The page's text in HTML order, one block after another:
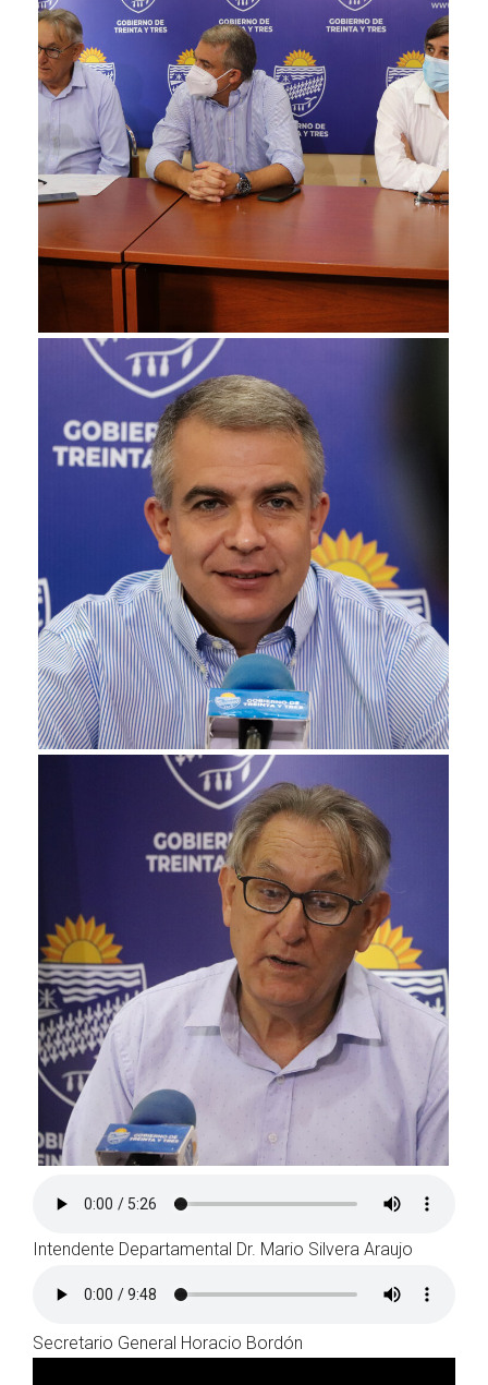
Intendente Departamental Dr. Mario Silvera Araujo
Secretario General Horacio Bordón